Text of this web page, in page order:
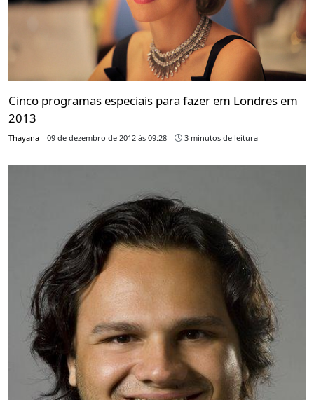
Cinco programas especiais para fazer em Londres em
2013
Thayana 09 de dezembro de 2012 às 09:28 3 minutos de leitura